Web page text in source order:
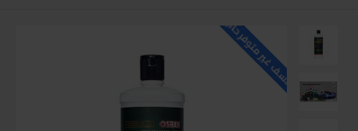
للاسف غير متوفر حاليا